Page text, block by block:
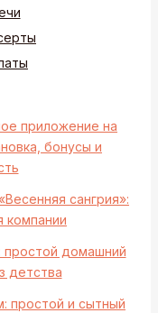
приложение на
бонусы и
сангрия»:
компании
домашний
детства
простой и сытный